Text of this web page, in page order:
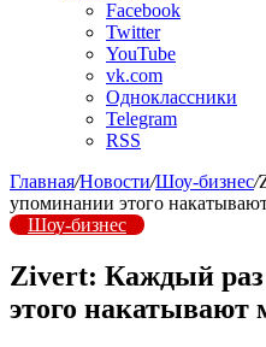
Facebook
Twitter
YouTube
vk.com
Одноклассники
Telegram
RSS
Главная/Новости/Шоу-бизнес/
упоминании этого
Шоу-бизнес
Zivert: Каждый
этого накатывают